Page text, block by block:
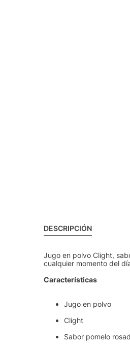
DESCRIPCIÓN
Jugo en polvo Clight,
cualquier momento del
Características
Jugo en polvo
Clight
Sabor pomelo